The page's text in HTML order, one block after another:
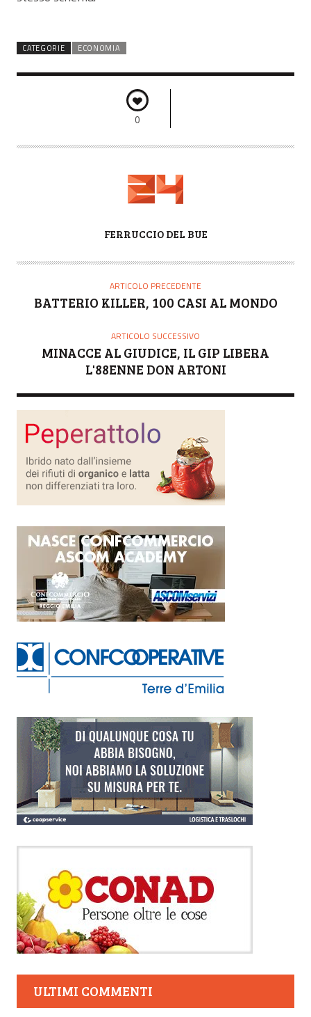
CATEGORIE ECONOMIA
0
T
FERRUCCIO DEL BUE
ARTICOLO PRECEDENTE
BATTERIO KILLER, 100 CASI AL MONDO
ARTICOLO SUCCESSIVO
MINACCE AL GIUDICE, IL GIP LIBERA
L'88ENNE DON ARTONI
ULTIMI COMMENTI